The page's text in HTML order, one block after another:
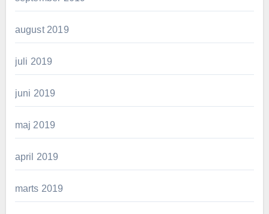
august 2019
juli 2019
juni 2019
maj 2019
april 2019
marts 2019